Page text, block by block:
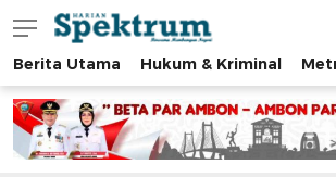
spektrumonline.com
Berita Utama Hukum & Kriminal